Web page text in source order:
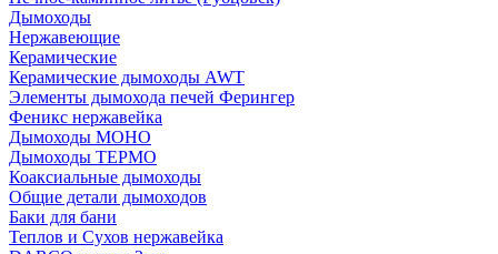
Дымоходы
Нержавеющие
Керамические
Керамические дымоходы AWT
Элементы дымохода печей Ферингер
Феникс нержавейка
Дымоходы МОНО
Дымоходы ТЕРМО
Коаксиальные дымоходы
Общие детали дымоходов
Баки для бани
Теплов и Сухов нержавейка